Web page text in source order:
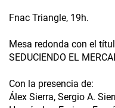
Fnac Triangle, 19h.
Mesa redonda con el
SEDUCIENDO EL
Con la presencia de:
Álex Sierra, Sergio A.